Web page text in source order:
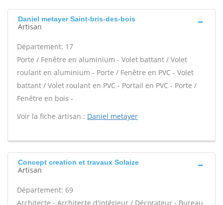
Daniel metayer Saint-bris-des-bois
Artisan
Département: 17
Porte / Fenêtre en aluminium - Volet battant / Volet
roulant en aluminium - Porte / Fenêtre en PVC - Volet
battant / Volet roulant en PVC - Portail en PVC - Porte /
Fenêtre en bois -
Voir la fiche artisan : Daniel metayer
Concept creation et travaux Solaize
Artisan
Département: 69
Architecte - Architecte d'intérieur / Décorateur - Bureau